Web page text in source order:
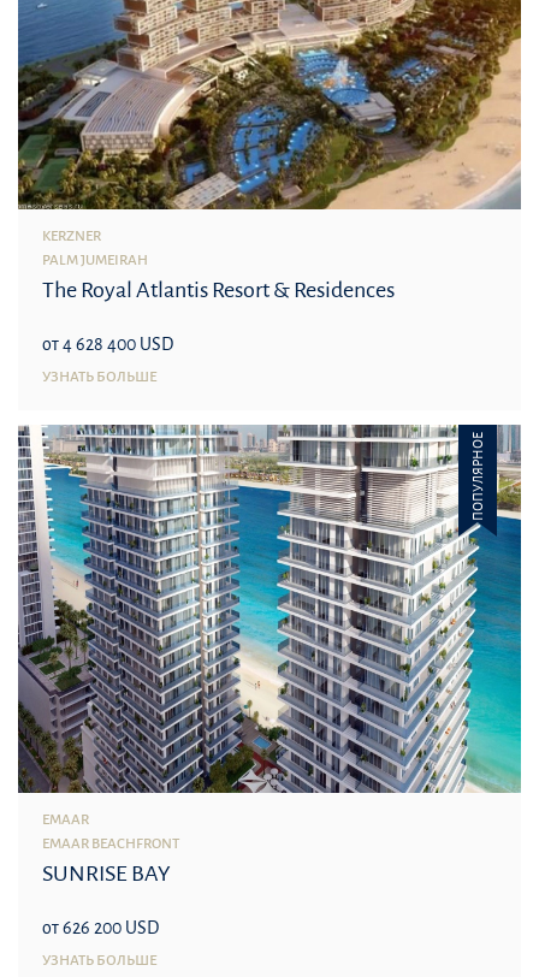
KERZNER
PALM JUMEIRAH
The Royal Atlantis Resort & Residences
от 4 628 400 USD
УЗНАТЬ БОЛЬШЕ
ПОПУЛЯРНОЕ
EMAAR
EMAAR BEACHFRONT
SUNRISE BAY
от 626 200 USD
УЗНАТЬ БОЛЬШЕ